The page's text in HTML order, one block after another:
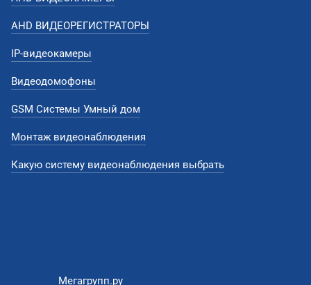
AHD ВИДЕОРЕГИСТРАТОРЫ
IP-видеокамеры
Видеодомофоны
GSM Системы Умный дом
Монтаж видеонаблюдения
Какую систему видеонаблюдения выбрать
Мегагрупп.ру